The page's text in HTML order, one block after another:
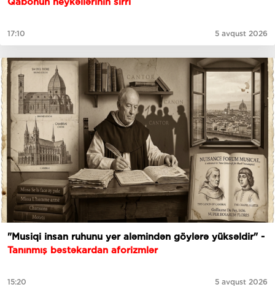
17:10 5 avqust 2026
"Musiqi insan ruhunu yer aləmindən göylərə yüksəldir" -
Tanınmış bəstəkardan aforizmlər
15:20 5 avqust 2026